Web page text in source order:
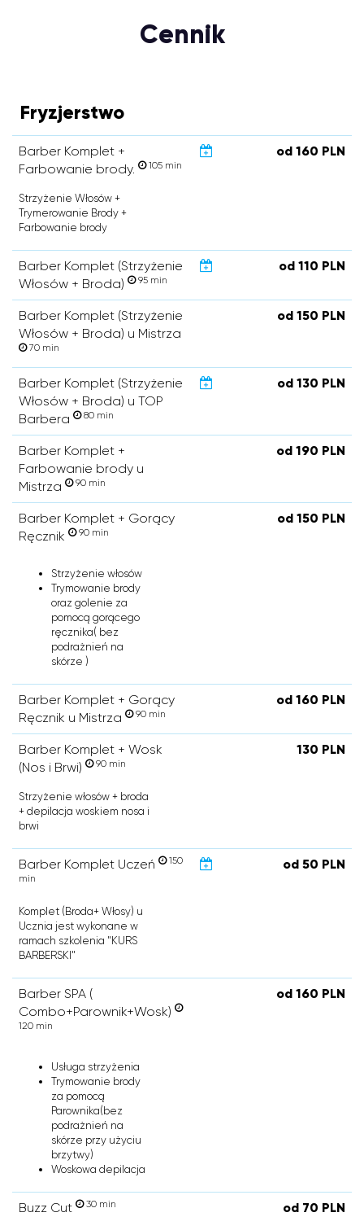
Cennik
Fryzjerstwo
Barber Komplet +
Farbowanie brody.
105 min
od 160 PLN
Strzyżenie Włosów +
Trymerowanie Brody +
Farbowanie brody
Barber Komplet (Strzyżenie
Włosów + Broda)
95 min
od 110 PLN
Barber Komplet (Strzyżenie
Włosów + Broda) u Mistrza
70 min
od 150 PLN
Barber Komplet (Strzyżenie
Włosów + Broda) u TOP
Barbera
80 min
od 130 PLN
Barber Komplet +
Farbowanie brody u
Mistrza
90 min
od 190 PLN
Barber Komplet + Gorący
Ręcznik
90 min
od 150 PLN
Strzyżenie włosów
Trymowanie brody
oraz golenie za
pomocą gorącego
ręcznika( bez
podrażnień na
skórze )
Barber Komplet + Gorący
Ręcznik u Mistrza
90 min
od 160 PLN
Barber Komplet + Wosk
(Nos i Brwi)
90 min
130 PLN
Strzyżenie włosów + broda
+ depilacja woskiem nosa i
brwi
Barber Komplet Uczeń
150
min
od 50 PLN
Komplet (Broda+ Włosy) u
Ucznia jest wykonane w
ramach szkolenia "KURS
BARBERSKI"
Barber SPA (
Combo+Parownik+Wosk)
120 min
od 160 PLN
Usługa strzyżenia
Trymowanie brody
za pomocą
Parownika(bez
podrażnień na
skórze przy użyciu
brzytwy)
Woskowa depilacja
Buzz Cut 30 min od 70 PLN